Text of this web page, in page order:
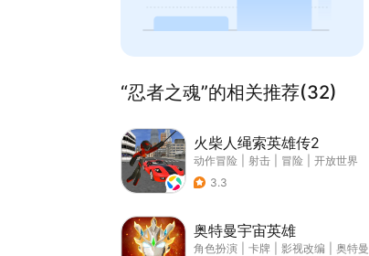
“忍者之魂”的相关推荐(32)
火柴人绳索英雄传2
动作冒险 射击 冒险
开放世界
3.3
奥特曼宇宙英雄
角色扮演 卡牌 影视改编
奥特曼